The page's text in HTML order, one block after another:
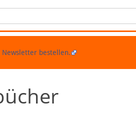
Newsletter bestellen.